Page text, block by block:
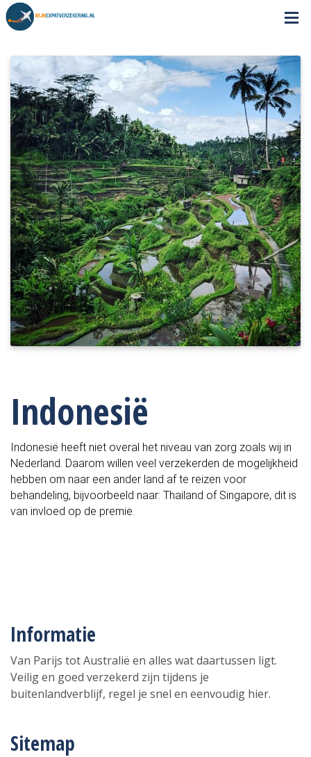
Indonesië
Indonesië heeft niet overal het niveau van zorg zoals wij in
Nederland. Daarom willen veel verzekerden de mogelijkheid
hebben om naar een ander land af te reizen voor
behandeling, bijvoorbeeld naar: Thailand of Singapore, dit is
van invloed op de premie.
Informatie
Van Parijs tot Australië en alles wat daartussen ligt.
Veilig en goed verzekerd zijn tijdens je
buitenlandverblijf, regel je snel en eenvoudig hier.
Sitemap